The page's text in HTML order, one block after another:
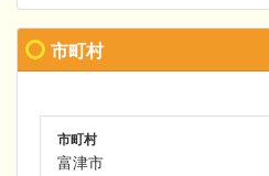
市町村
市町村
富津市